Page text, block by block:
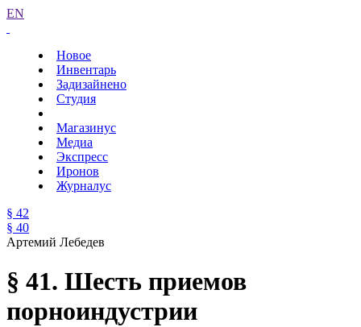
EN
Новое
Инвентарь
Задизайнено
Студия
Магазинус
Медиа
Экспресс
Иронов
Журналус
§ 42
§ 40
Артемий Лебедев
§ 41. Шесть приемов
порноиндустрии